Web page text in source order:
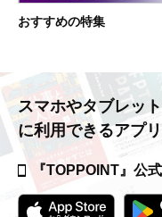
おすすめの特集
スマホやタブレッ
に利用できるアプ
『TOPPOINT』公